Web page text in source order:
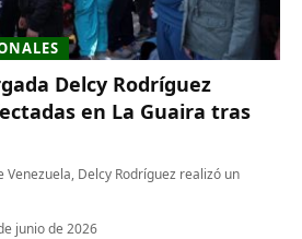
Delcy Rodríguez
en La Guaira tras
Delcy Rodríguez realizó un
junio de 2026